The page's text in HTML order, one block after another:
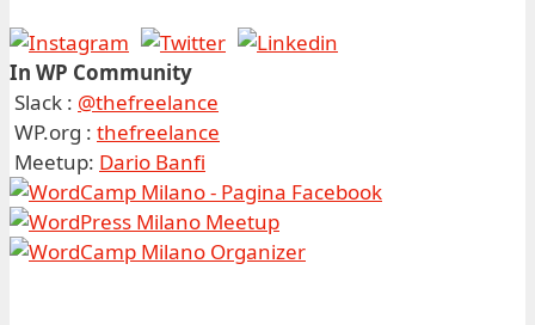
In WP Community
Slack : @thefreelance
WP.org : thefreelance
Meetup: Dario Banfi